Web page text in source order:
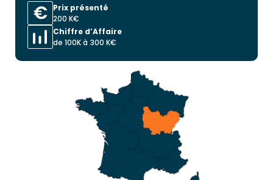
Prix présenté
200 K€
Chiffre d’Affaire
de 100K à 300 K€